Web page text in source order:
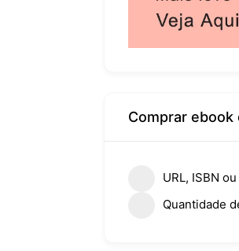
Comprar ebook
URL, ISBN
Quantidade